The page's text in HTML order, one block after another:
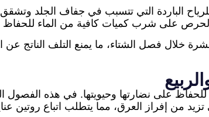
الباردة التي تتسبب في جفاف الجلد
على شرب كميات كافية من الماء
خلال فصل الشتاء، ما يمنع التلف الناتج عن
على نضارتها وحيويتها. في هذه الفصول
من إفراز العرق، مما يتطلب اتباع